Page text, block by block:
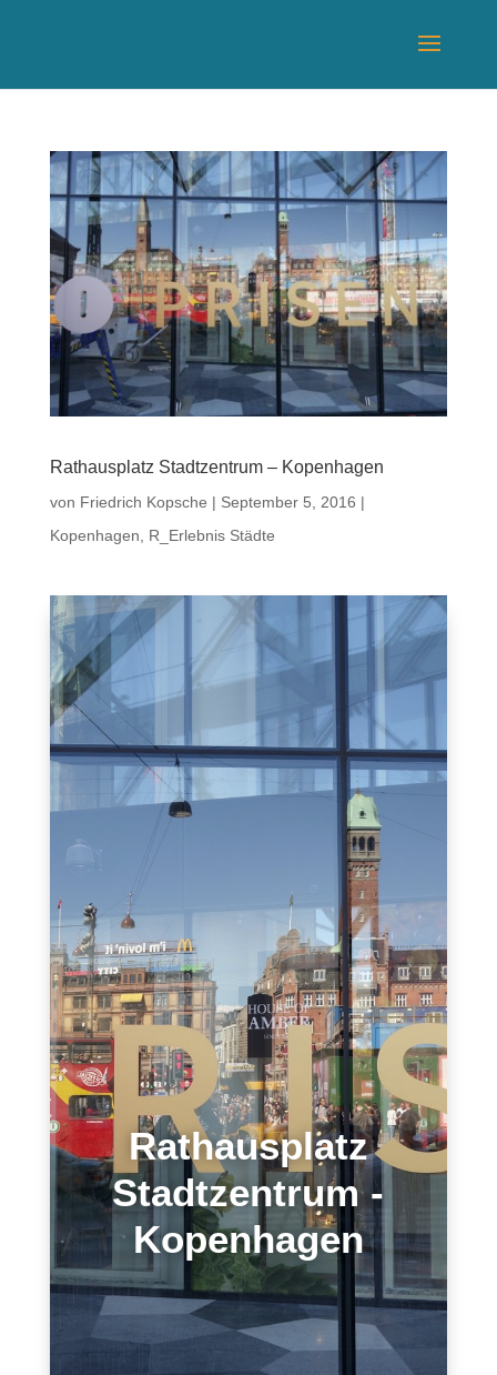
Rathausplatz Stadtzentrum – Kopenhagen
von Friedrich Kopsche | September 5, 2016 |
Kopenhagen
R_Erlebnis Städte
Rathausplatz
Stadtzentrum -
Kopenhagen